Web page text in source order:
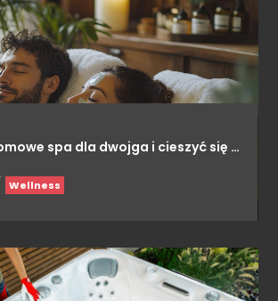
spa dla dwojga i cieszyć się …
Wellness